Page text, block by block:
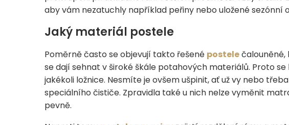
aby vám nezatuchly například peřiny nebo uložené sezónní
Jaký materiál postele
Poměrně často se objevují takto řešené postelečalouněné,
se dají sehnat v široké škále potahových materiálů. Proto
jakékoli ložnice. Nesmíte je ovšem ušpinit, ať už vy nebo
speciálního čističe. Zpravidla také u nich nelze vyměnit
pevně.